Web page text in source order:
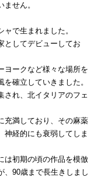
せん。
で生まれました。
としてデビューしてお
ヨークなど様々な場所を
確立していきました。
され、北イタリアのフェ
充満しており、その麻薬
神経的にも衰弱してしま
は初期の頃の作品を模倣
、90歳まで長生きしまし